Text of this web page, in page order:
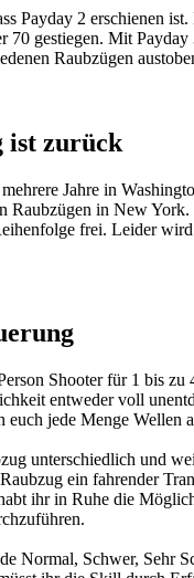
Payday 2 erschienen
70 gestiegen. Mit
Raubzügen
ist zurück
Jahre in
Raubzügen in New
frei. Leider
Shooter für 1 bis
entweder voll
euch jede Menge Wellen
unterschiedlich und
ein fahrender
ihr in Ruhe die
Normal, Schwer, Sehr